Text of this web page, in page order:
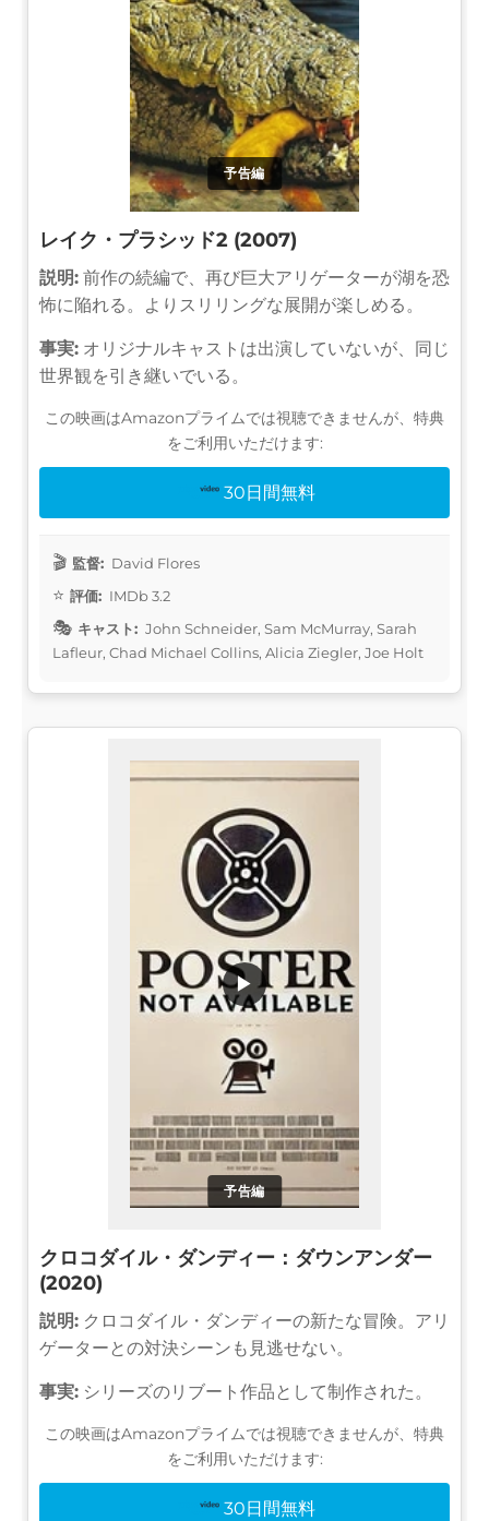
予告編
レイク・プラシッド2 (2007)
説明: 前作の続編で、再び巨大アリゲーターが湖を恐
怖に陥れる。よりスリリングな展開が楽しめる。
事実: オリジナルキャストは出演していないが、同じ
世界観を引き継いでいる。
この映画はAmazonプライムでは視聴できませんが、特典
をご利用いただけます:
30日間無料
監督: David Flores
評価: IMDb 3.2
キャスト: John Schneider, Sam McMurray, Sarah
Lafleur, Chad Michael Collins, Alicia Ziegler, Joe Holt
予告編
▶
クロコダイル・ダンディー：ダウンアンダー
(2020)
説明: クロコダイル・ダンディーの新たな冒険。アリ
ゲーターとの対決シーンも見逃せない。
事実: シリーズのリブート作品として制作された。
この映画はAmazonプライムでは視聴できませんが、特典
をご利用いただけます:
30日間無料